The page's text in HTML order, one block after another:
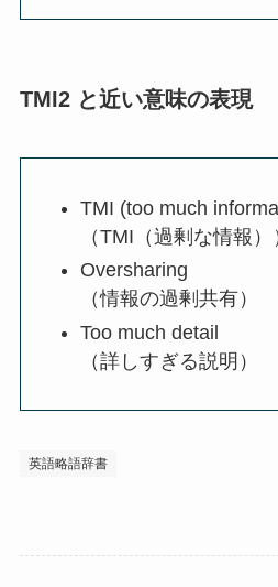
TMI2 と近い意味の表現
TMI (too much
（TMI（過剰な情報）
Oversharing
（情報の過剰共有）
Too much detail
（詳しすぎる説明）
英語略語辞書